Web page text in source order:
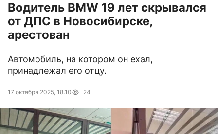
Водитель BMW 19 лет скрывался
от ДПС в Новосибирске,
арестован
Автомобиль, на котором он ехал,
принадлежал его отцу.
17 октября 2025, 18:10 24